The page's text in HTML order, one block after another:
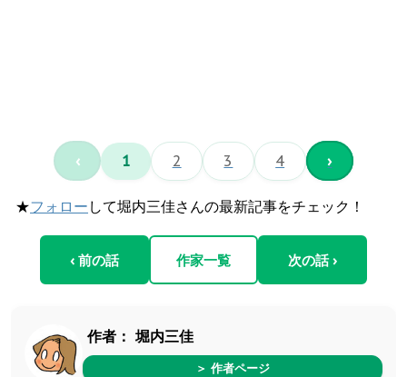
‹ 1 2 3 4 ›
★フォロー して堀内三佳さんの最新記事をチェック！
‹ 前の話 作家一覧 次の話 ›
作者： 堀内三佳
＞ 作者ページ